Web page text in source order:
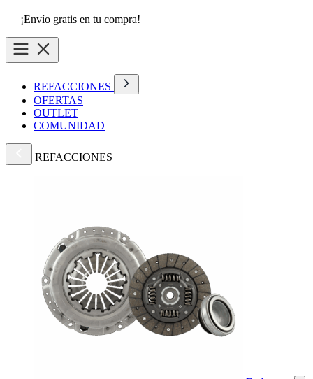
¡Envío gratis en tu compra!
REFACCIONES
OFERTAS
OUTLET
COMUNIDAD
REFACCIONES